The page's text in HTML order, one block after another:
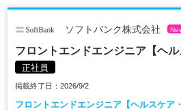
ソフトバンク株式会社
フロントエンドエンジニア【ヘ
正社員
掲載終了日：2026/9/2
フロントエンドエンジニア【ヘルスケア